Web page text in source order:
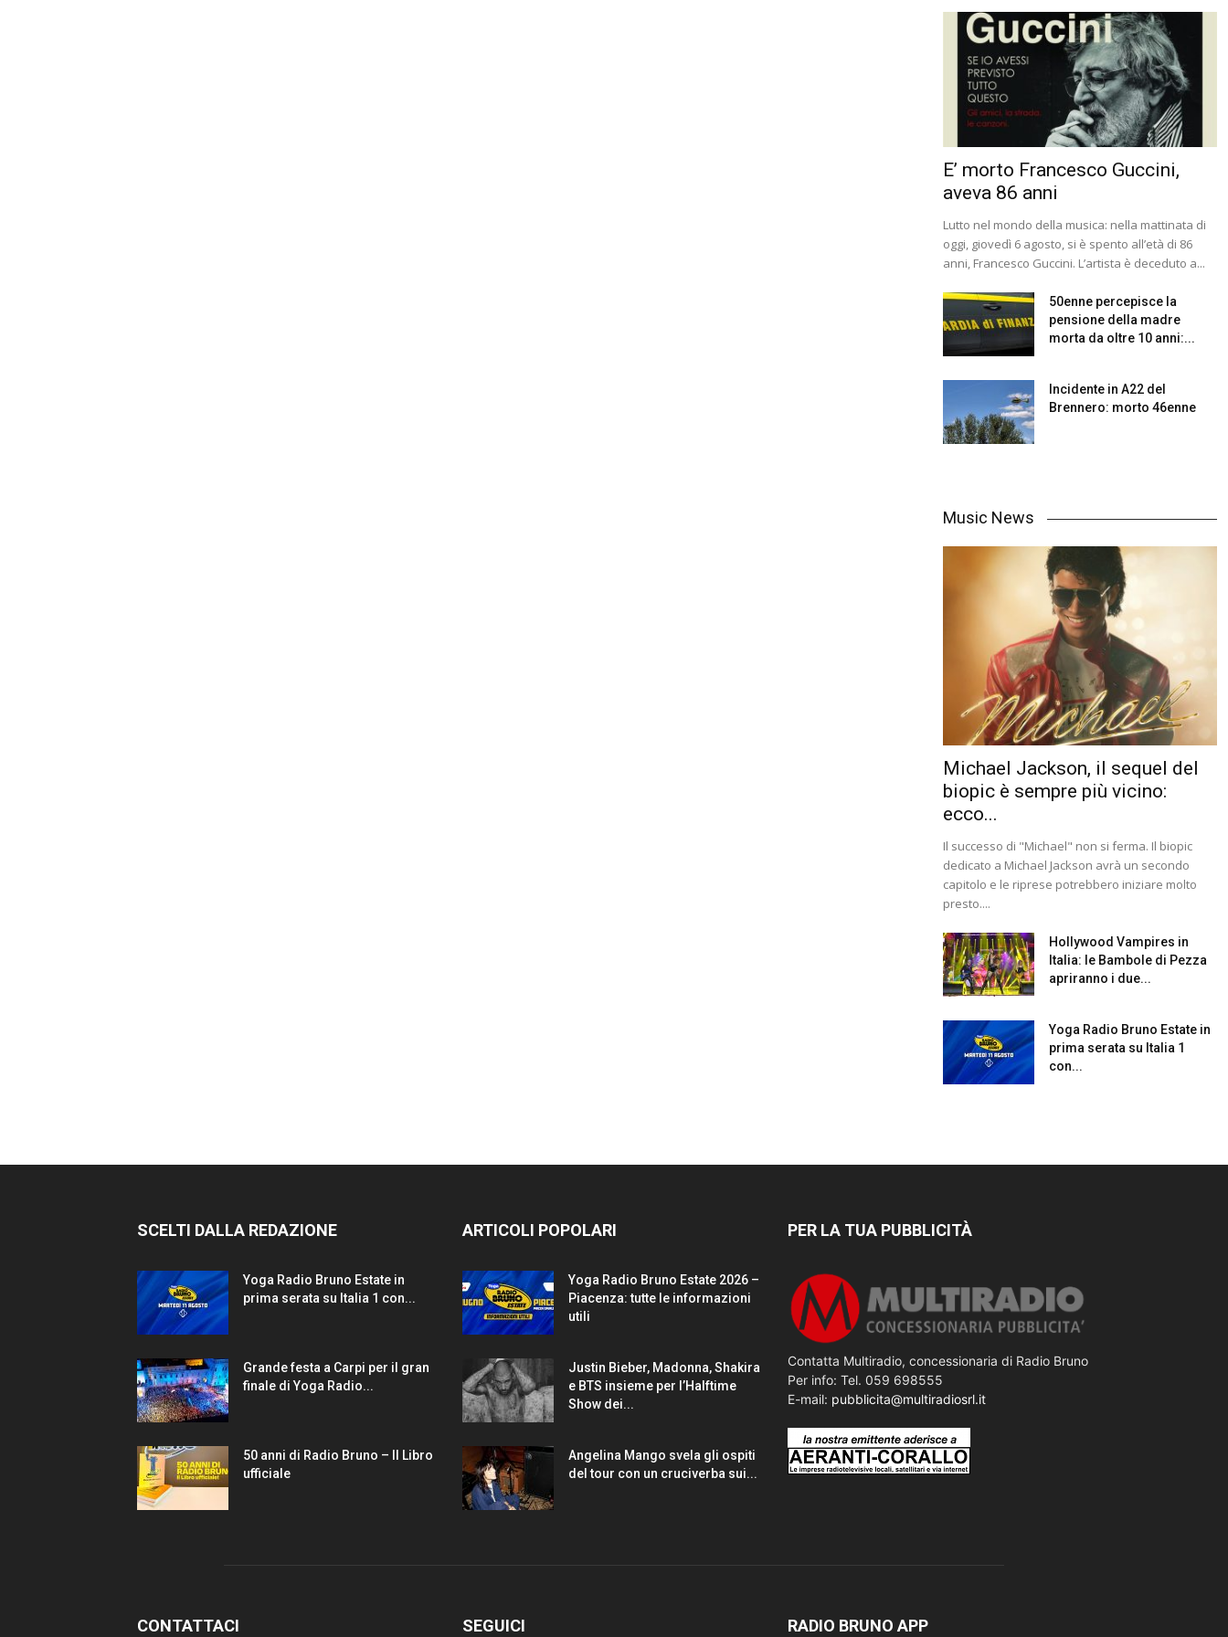
E’ morto Francesco Guccini,
aveva 86 anni
Lutto nel mondo della musica: nella mattinata di
oggi, giovedì 6 agosto, si è spento all’età di 86
anni, Francesco Guccini. L’artista è deceduto a...
50enne percepisce la
pensione della madre
morta da oltre 10 anni:...
Incidente in A22 del
Brennero: morto 46enne
Music News
Michael Jackson, il sequel del
biopic è sempre più vicino:
ecco...
Il successo di "Michael" non si ferma. Il biopic
dedicato a Michael Jackson avrà un secondo
capitolo e le riprese potrebbero iniziare molto
presto....
Hollywood Vampires in
Italia: le Bambole di Pezza
apriranno i due...
Yoga Radio Bruno Estate in
prima serata su Italia 1
con...
SCELTI DALLA REDAZIONE
Yoga Radio Bruno Estate in
prima serata su Italia 1 con...
Grande festa a Carpi per il gran
finale di Yoga Radio...
50 anni di Radio Bruno – Il Libro
ufficiale
ARTICOLI POPOLARI
Yoga Radio Bruno Estate 2026 –
Piacenza: tutte le informazioni
utili
Justin Bieber, Madonna, Shakira
e BTS insieme per l’Halftime
Show dei...
Angelina Mango svela gli ospiti
del tour con un cruciverba sui...
PER LA TUA PUBBLICITÀ
Contatta Multiradio, concessionaria di Radio Bruno
Per info: Tel. 059 698555
E-mail: pubblicita@multiradiosrl.it
CONTATTACI SEGUICI RADIO BRUNO APP